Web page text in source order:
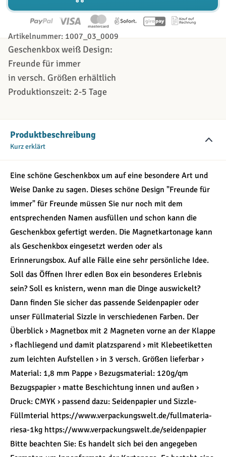
Produktbeschreibung
Kurz erklärt
Eine schöne Geschenkbox um auf eine besondere Art und
Weise Danke zu sagen. Dieses schöne Design "Freunde für
immer" für Freunde müssen Sie nur noch mit dem
entsprechenden Namen ausfüllen und schon kann die
Geschenkbox gefertigt werden. Die Magnetkartonage kann
als Geschenkbox eingesetzt werden oder als
Erinnerungsbox. Auf alle Fälle eine sehr persönliche Idee.
Soll das Öffnen Ihrer edlen Box ein besonderes Erlebnis
sein? Soll es knistern, wenn man die Dinge auswickelt?
Dann finden Sie sicher das passende Seidenpapier oder
unser Füllmaterial Sizzle in verschiedenen Farben. Der
Überblick › Magnetbox mit 2 Magneten vorne an der Klappe
› flachliegend und damit platzsparend › mit Klebeetiketten
zum leichten Aufstellen › in 3 versch. Größen lieferbar ›
Material: 1,8 mm Pappe › Bezugsmaterial: 120g/qm
Bezugspapier › matte Beschichtung innen und außen ›
Druck: CMYK › passend dazu: Seidenpapier und Sizzle-
Füllmterial https://www.verpackungswelt.de/fullmateria-
riesa-1kg https://www.verpackungswelt.de/seidenpapier
Bitte beachten Sie: Es handelt sich bei den angegeben
Artikelnummer: 1007_03_0009
Geschenkbox weiß Design:
Freunde für immer
in versch. Größen erhältlich
Produktionszeit: 2-5 Tage